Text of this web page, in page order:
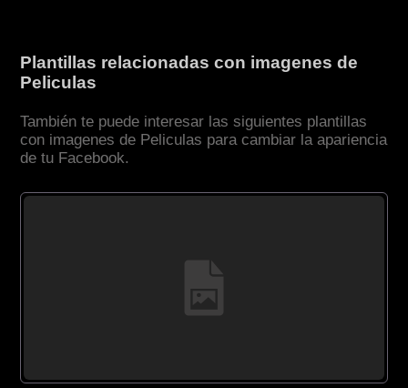
Plantillas relacionadas con imagenes de
Peliculas
También te puede interesar las siguientes plantillas
con imagenes de Peliculas para cambiar la apariencia
de tu Facebook.